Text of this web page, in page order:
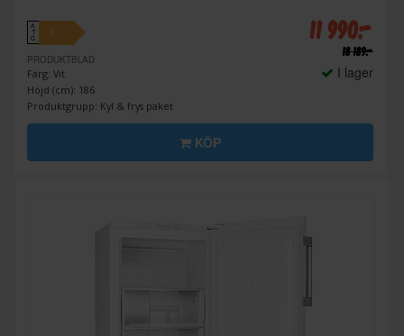
A
↑
G
E
PRODUKTBLAD
Färg: Vit
Höjd (cm): 186
Produktgrupp: Kyl & frys paket
11 990:-
18 189:-
I lager
KÖP